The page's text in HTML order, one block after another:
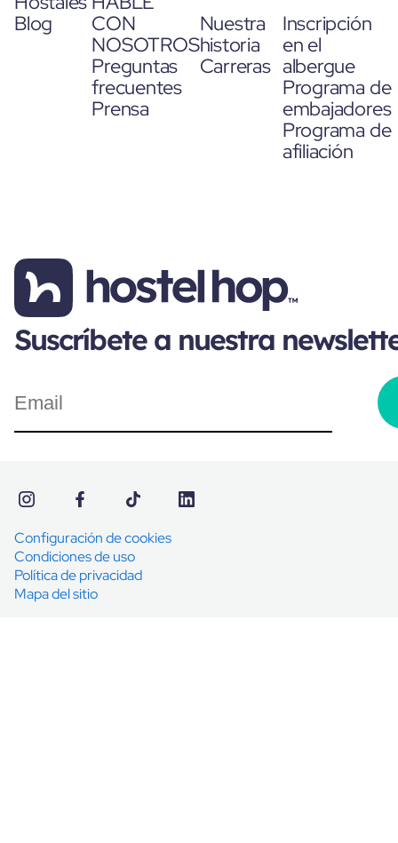
Blog
CON
NOSOTROS
Preguntas
frecuentes
Prensa
Nuestra
historia
Carreras
Inscripción
en el
albergue
Programa de
embajadores
Programa de
afiliación
Suscríbete a nuestra
Configuración de cookies
Condiciones de uso
Política de privacidad
Mapa del sitio